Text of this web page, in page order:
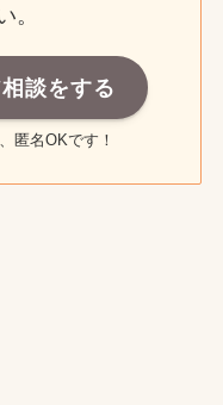
。
談をする
匿名OKです！